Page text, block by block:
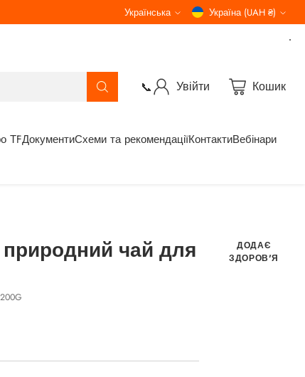
📞 Увійти Кошик
ТFДокументиСхеми та рекомендаціїКонтактиВебінари
Мова
Українська Валюта Україна (UAH ₴)
чай для
ДОДАЄ
ЗДОРОВ'Я